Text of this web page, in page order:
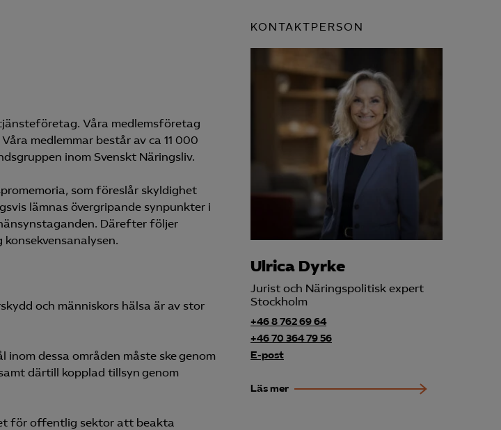
Påverkansarbete
Bli medlem
Logga in på
Arbetsgivarguiden
Sök på almega.se
In English
Cookie-inställningar
Våra medlemsföretag
medlemmar består av ca 11 000
inom Svenskt Näringsliv.
som föreslår skyldighet
lämnas övergripande synpunkter i
Därefter följer
och människors hälsa är av stor
dessa områden måste ske genom
därtill kopplad tillsyn genom
för offentlig sektor att beakta
KONTAKTPERSON
Ulrica Dyrke
Jurist och Näringspolitisk expert
Stockholm
+46 8 762 69 64
+46 70 364 79 56
E-post
Läs mer